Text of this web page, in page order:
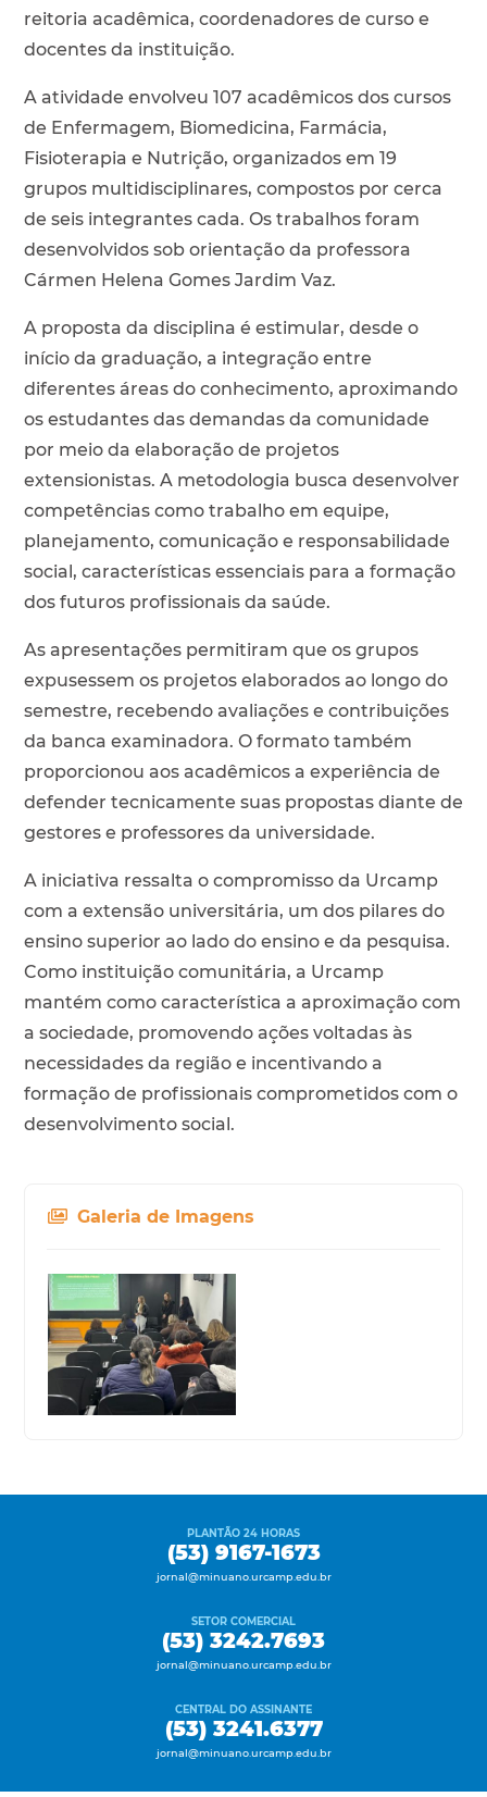
reitoria acadêmica, coordenadores de curso e
docentes da instituição.
A atividade envolveu 107 acadêmicos dos cursos
de Enfermagem, Biomedicina, Farmácia,
Fisioterapia e Nutrição, organizados em 19
grupos multidisciplinares, compostos por cerca
de seis integrantes cada. Os trabalhos foram
desenvolvidos sob orientação da professora
Cármen Helena Gomes Jardim Vaz.
A proposta da disciplina é estimular, desde o
início da graduação, a integração entre
diferentes áreas do conhecimento, aproximando
os estudantes das demandas da comunidade
por meio da elaboração de projetos
extensionistas. A metodologia busca desenvolver
competências como trabalho em equipe,
planejamento, comunicação e responsabilidade
social, características essenciais para a formação
dos futuros profissionais da saúde.
As apresentações permitiram que os grupos
expusessem os projetos elaborados ao longo do
semestre, recebendo avaliações e contribuições
da banca examinadora. O formato também
proporcionou aos acadêmicos a experiência de
defender tecnicamente suas propostas diante de
gestores e professores da universidade.
A iniciativa ressalta o compromisso da Urcamp
com a extensão universitária, um dos pilares do
ensino superior ao lado do ensino e da pesquisa.
Como instituição comunitária, a Urcamp
mantém como característica a aproximação com
a sociedade, promovendo ações voltadas às
necessidades da região e incentivando a
formação de profissionais comprometidos com o
desenvolvimento social.
Galeria de Imagens
PLANTÃO 24 HORAS
(53) 9167-1673
jornal@minuano.urcamp.edu.br
SETOR COMERCIAL
(53) 3242.7693
jornal@minuano.urcamp.edu.br
CENTRAL DO ASSINANTE
(53) 3241.6377
jornal@minuano.urcamp.edu.br